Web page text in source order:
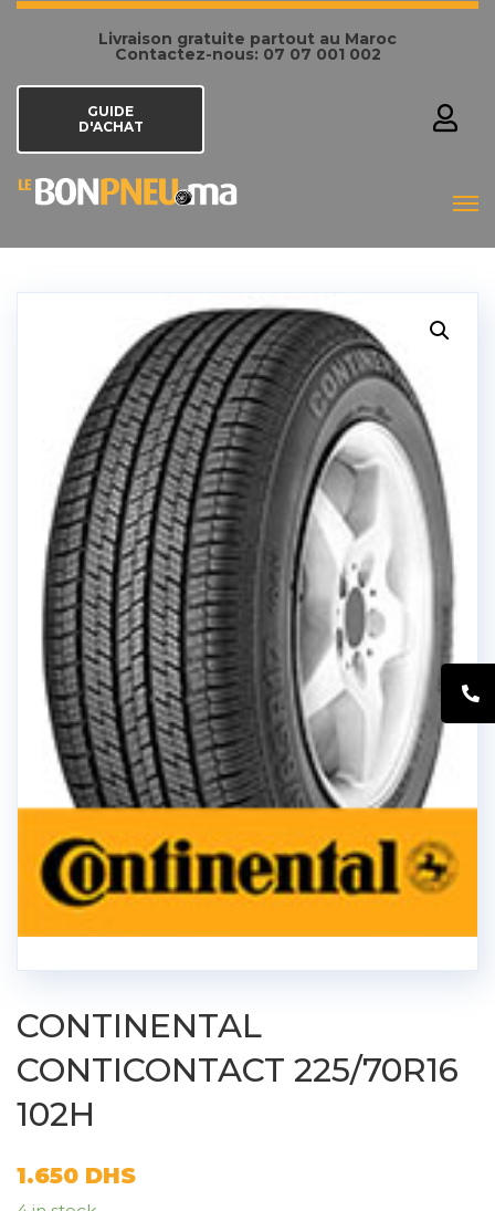
Livraison gratuite partout au Maroc
Contactez-nous: 07 07 001 002
GUIDE
D'ACHAT
CONTINENTAL
CONTICONTACT 225/70R16
102H
1.650 DHS